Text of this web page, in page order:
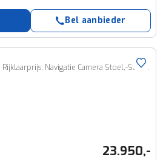
Bel aanbieder
OPEL Edition 44kWh 113pk, Rijklaarprijs, Navigatie Camera Stoel,-Stuur- en Voorruitverwarming
23.950,-